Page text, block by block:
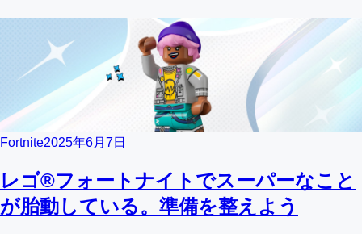
Fortnite2025年6月7日
レゴ®フォートナイトでスーパーなこと
が胎動している。準備を整えよう